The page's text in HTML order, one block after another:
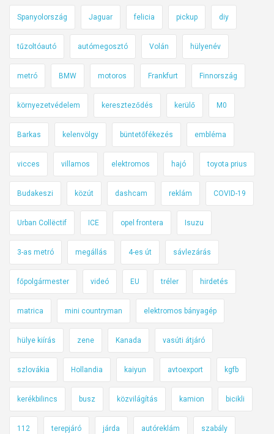
Spanyolország Jaguar felicia pickup diy
tűzoltóautó autómegosztó Volán hülyenév
metró BMW motoros Frankfurt Finnország
környezetvédelem kereszteződés kerülő M0
Barkas kelenvölgy büntetőfékezés embléma
vicces villamos elektromos hajó toyota prius
Budakeszi közút dashcam reklám COVID-19
Urban Collëctif ICE opel frontera Isuzu
3-as metró megállás 4-es út sávlezárás
főpolgármester videó EU tréler hirdetés
matrica mini countryman elektromos bányagép
hülye kiírás zene Kanada vasúti átjáró
szlovákia Hollandia kaiyun avtoexport kgfb
kerékbilincs busz közvilágítás kamion bicikli
112 terepjáró járda autóreklám szabály